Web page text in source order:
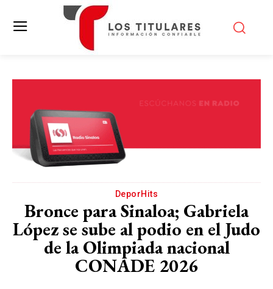
DeporHits
Bronce para Sinaloa; Gabriela
López se sube al podio en el Judo
de la Olimpiada nacional
CONADE 2026